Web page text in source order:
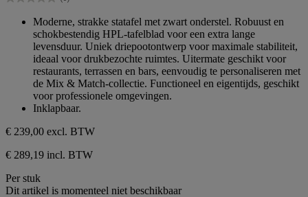
0.0
sterren.
Moderne, strakke statafel met zwart onderstel. Robuust en
schokbestendig HPL-tafelblad voor een extra lange
levensduur. Uniek driepootontwerp voor maximale stabiliteit,
ideaal voor drukbezochte ruimtes. Uitermate geschikt voor
restaurants, terrassen en bars, eenvoudig te personaliseren met
de Mix & Match-collectie. Functioneel en eigentijds, geschikt
voor professionele omgevingen.
Inklapbaar.
€ 239,00 excl. BTW
€ 289,19 incl. BTW
Per stuk
Dit artikel is momenteel niet beschikbaar